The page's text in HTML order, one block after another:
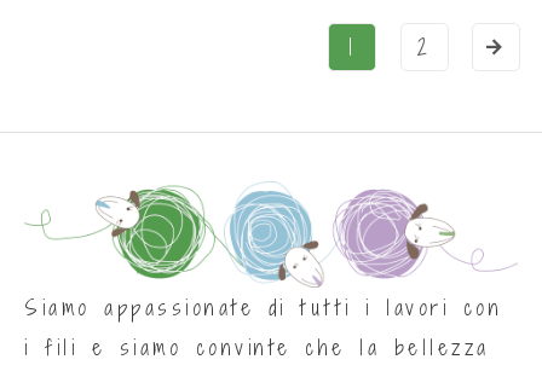
1 2
Siamo appassionate di tutti i lavori con
i fili e siamo convinte che la bellezza